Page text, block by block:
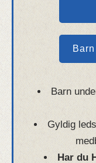
Barn
Gyldig
Har du